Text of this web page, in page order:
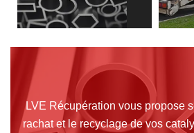
LVE Récupération vous propose
rachat et le recyclage de vos